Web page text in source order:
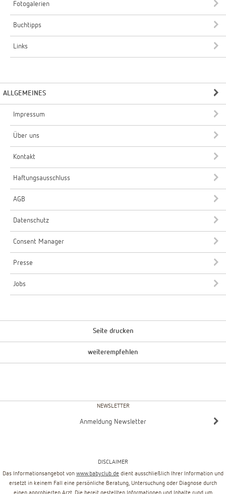
Fotogalerien
Buchtipps
Links
ALLGEMEINES
Impressum
Über uns
Kontakt
Haftungsausschluss
AGB
Datenschutz
Consent Manager
Presse
Jobs
Seite drucken
weiterempfehlen
NEWSLETTER
Anmeldung Newsletter
DISCLAIMER
Das Informationsangebot von www.babyclub.de dient ausschließlich Ihrer Information und
ersetzt in keinem Fall eine persönliche Beratung, Untersuchung oder Diagnose durch